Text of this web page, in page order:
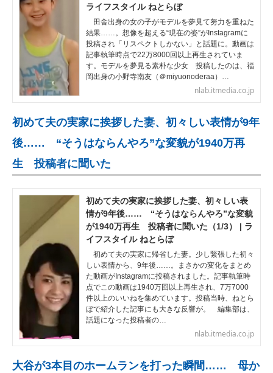
ライフスタイル ねとらぼ
田舎出身の女の子がモデルを夢見て努力を重ねた
結果……。想像を超える“現在の姿”がInstagramに
投稿され「リスペクトしかない」と話題に。動画は
記事執筆時点で22万8000回以上再生されていま
す。モデルを夢見る素朴な少女 投稿したのは、福
岡出身の小野寺南友（＠miyuonoderaa）…
nlab.itmedia.co.jp
初めて夫の実家に挨拶した妻、初々しい表情が9年
後…… “そうはならんやろ”な変貌が1940万再
生 投稿者に聞いた
初めて夫の実家に挨拶した妻、初々しい表
情が9年後…… “そうはならんやろ”な変貌
が1940万再生 投稿者に聞いた（1/3） | ラ
イフスタイル ねとらぼ
初めて夫の実家に帰省した妻。少し緊張した初々
しい表情から、9年後……。まさかの変化をまとめ
た動画がInstagramに投稿されました。記事執筆時
点でこの動画は1940万回以上再生され、7万7000
件以上のいいねを集めています。投稿当時、ねとら
ぼで紹介した記事にも大きな反響が。 編集部は、
話題になった投稿者の…
nlab.itmedia.co.jp
大谷が3本目のホームランを打った瞬間…… 母か